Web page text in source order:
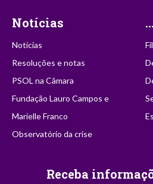
Notícias
Notícias
Resoluções e notas
PSOL na Câmara
Fundação Lauro Campos e
Marielle Franco
Observatório da crise
Receba